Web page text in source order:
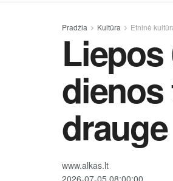
Pradžia Kultūra Etninė
drauge
www.alkas.lt